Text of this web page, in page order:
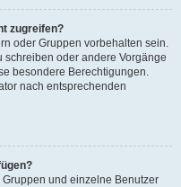
zugreifen?
oder Gruppen vorbehalten sein.
schreiben oder andere Vorgänge
besondere Berechtigungen.
nach entsprechenden
und einzelne Benutzer